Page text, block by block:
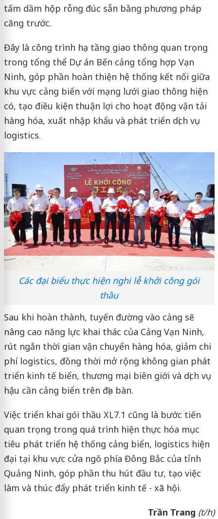
tấm dầm hộp rỗng đúc sẵn bằng phương pháp
căng trước.
Đây là công trình hạ tầng giao thông quan trọng
trong tổng thể Dự án Bến cảng tổng hợp Vạn
Ninh, góp phần hoàn thiện hệ thống kết nối giữa
khu vực cảng biển với mạng lưới giao thông hiện
có, tạo điều kiện thuận lợi cho hoạt động vận tải
hàng hóa, xuất nhập khẩu và phát triển dịch vụ
logistics.
Các đại biểu thực hiện nghi lễ khởi công gói
thầu
Sau khi hoàn thành, tuyến đường vào cảng sẽ
nâng cao năng lực khai thác của Cảng Vạn Ninh,
rút ngắn thời gian vận chuyển hàng hóa, giảm chi
phí logistics, đồng thời mở rộng không gian phát
triển kinh tế biển, thương mại biên giới và dịch vụ
hậu cần cảng biển trên địa bàn.
Việc triển khai gói thầu XL7.1 cũng là bước tiến
quan trọng trong quá trình hiện thực hóa mục
tiêu phát triển hệ thống cảng biển, logistics hiện
đại tại khu vực cửa ngõ phía Đông Bắc của tỉnh
Quảng Ninh, góp phần thu hút đầu tư, tạo việc
làm và thúc đẩy phát triển kinh tế - xã hội.
Trần Trang (t/h)